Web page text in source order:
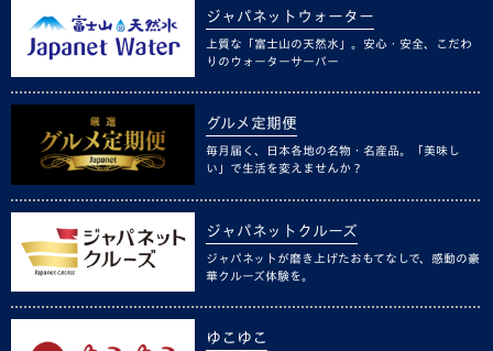
ジャパネットウォーター
上質な「富士山の天然水」。安心・安全、こだわ
りのウォーターサーバー
グルメ定期便
毎月届く、日本各地の名物・名産品。「美味し
い」で生活を変えませんか？
ジャパネットクルーズ
ジャパネットが磨き上げたおもてなしで、感動の豪
華クルーズ体験を。
ゆこゆこ